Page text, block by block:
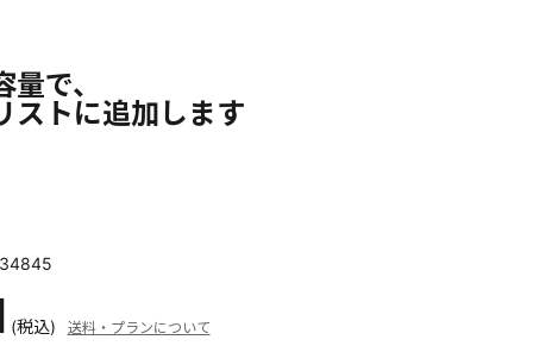
で、
ストに追加します
(税込) 送料・プランについて